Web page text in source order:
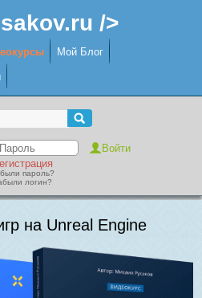
/>
Мой Блог
пароль?
логин?
на Unreal Engine